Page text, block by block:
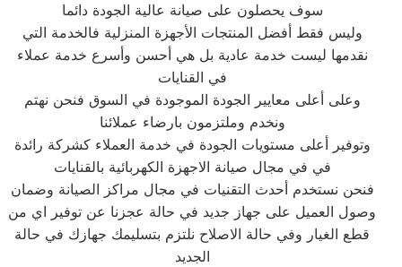
سوف يحصلون على صيانة عالية الجودة دائما
وليس فقط أفضل المنتجات الأجهزة المنزلية فالخدمة التي
نقدمها ليست خدمة عادية بل هي أحسن وأسرع خدمة عملاء
في القنايات
وعلى أعلى معايير الجودة الموجودة في السوق فنحن نهتم
ونخدم وملتزمون بارضاء عملائنا
وتوفير أعلى مستويات الجودة في خدمة العملاء كشركة رائدة
في في مجال صيانة الاجهزة الكهربائية بالقنايات
فنحن نستخدم أحدث التقنيات في مجال مراكز الصيانة وضمان
وصول العميل على جهاز جديد في حالة عجزنا عن توفير اي من
قطع الغيار وفي حالة الاصلاح نلتزم بتسليمك جهازك في حالة
الجديد